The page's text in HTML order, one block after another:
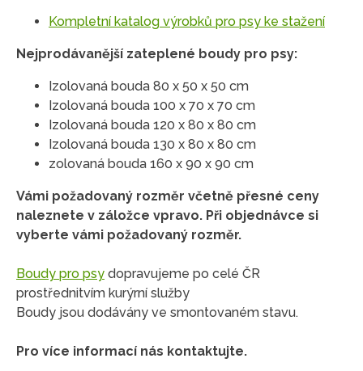
Kompletní katalog výrobků pro psy ke stažení
Nejprodávanější zateplené boudy pro psy:
Izolovaná bouda 80 x 50 x 50 cm
Izolovaná bouda 100 x 70 x 70 cm
Izolovaná bouda 120 x 80 x 80 cm
Izolovaná bouda 130 x 80 x 80 cm
zolovaná bouda 160 x 90 x 90 cm
Vámi požadovaný rozměr včetně přesné ceny
naleznete v záložce vpravo. Při objednávce si
vyberte vámi požadovaný rozměr.
Boudy pro psy dopravujeme po celé ČR
prostřednitvím kurýrní služby
Boudy jsou dodávány ve smontovaném stavu.
Pro více informací nás kontaktujte.